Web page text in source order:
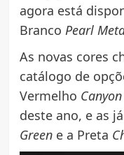
agora está
Branco Pearl
As novas cores
catálogo de
Vermelho
deste ano, e as
Greene a Preta